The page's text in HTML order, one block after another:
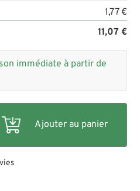
1,77 €
11,07 €
immédiate à partir de